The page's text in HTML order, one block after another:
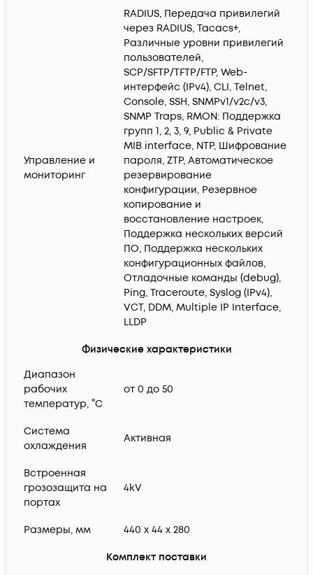
Управление и
мониторинг
RADIUS, Передача привилегий
через RADIUS, Tacacs+,
Различные уровни привилегий
пользователей,
SCP/SFTP/TFTP/FTP, Web-
интерфейс (IPv4), CLI, Telnet,
Console, SSH, SNMPv1/v2c/v3,
SNMP Traps, RMON: Поддержка
групп 1, 2, 3, 9, Public & Private
MIB interface, NTP, Шифрование
пароля, ZTP, Автоматическое
резервирование
конфигурации, Резервное
копирование и
восстановление настроек,
Поддержка нескольких версий
ПО, Поддержка нескольких
конфигурационных файлов,
Отладочные команды (debug),
Ping, Traceroute, Syslog (IPv4),
VCT, DDM, Multiple IP Interface,
LLDP
Физические характеристики
Диапазон
рабочих
температур, °C
от 0 до 50
Система
охлаждения
Активная
Встроенная
грозозащита на
портах
4kV
Размеры, мм 440 x 44 x 280
Комплект поставки